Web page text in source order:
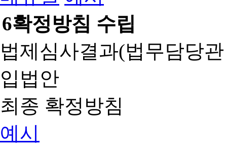
6확정방침 수립
법제심사결과(법무담당
입법안
최종 확정방침
예시